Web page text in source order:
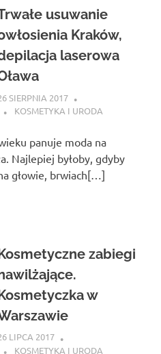
usuwanie
Kraków,
laserowa
SIERPNIA 2017
KOSMETYKA I URODA
panuje moda na
Najlepiej byłoby, gdyby
głowie, brwiach[…]
zabiegi
w
LIPCA 2017
KOSMETYKA I URODA